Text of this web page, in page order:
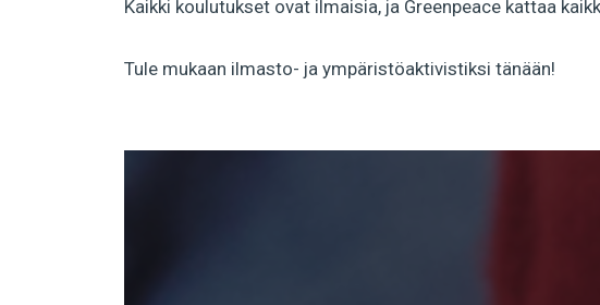
Kaikki koulutukset ovat ilmaisia, ja Greenpeace kattaa
Tule mukaan ilmasto- ja ympäristöaktivistiksi tänään!